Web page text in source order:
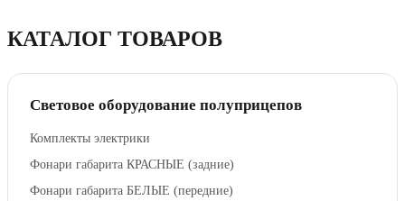
КАТАЛОГ ТОВАРОВ
Световое оборудование полуприцепов
Комплекты электрики
Фонари габарита КРАСНЫЕ (задние)
Фонари габарита БЕЛЫЕ (передние)